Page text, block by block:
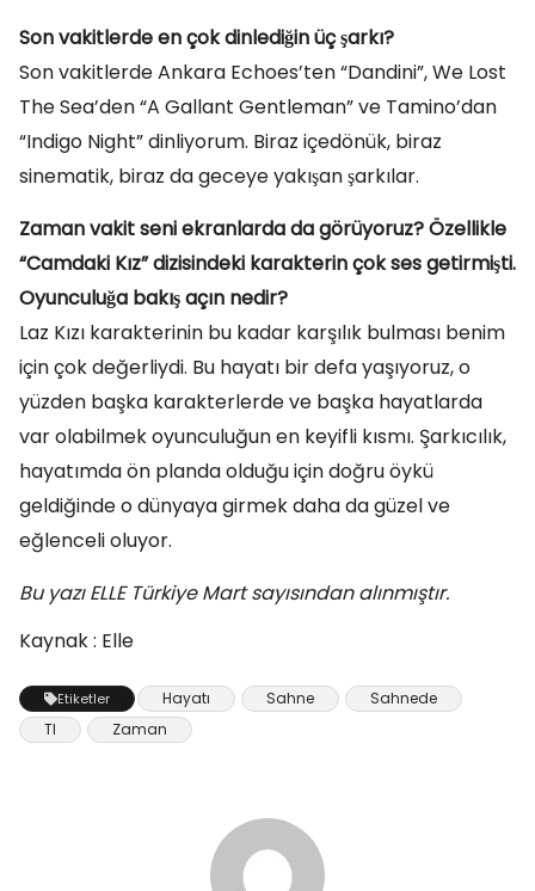
Son vakitlerde en çok dinlediğin üç şarkı?
Son vakitlerde Ankara Echoes’ten “Dandini”, We Lost
The Sea’den “A Gallant Gentleman” ve Tamino’dan
“Indigo Night” dinliyorum. Biraz içedönük, biraz
sinematik, biraz da geceye yakışan şarkılar.
Zaman vakit seni ekranlarda da görüyoruz? Özellikle
“Camdaki Kız” dizisindeki karakterin çok ses getirmişti.
Oyunculuğa bakış açın nedir?
Laz Kızı karakterinin bu kadar karşılık bulması benim
için çok değerliydi. Bu hayatı bir defa yaşıyoruz, o
yüzden başka karakterlerde ve başka hayatlarda
var olabilmek oyunculuğun en keyifli kısmı. Şarkıcılık,
hayatımda ön planda olduğu için doğru öykü
geldiğinde o dünyaya girmek daha da güzel ve
eğlenceli oluyor.
Bu yazı ELLE Türkiye Mart sayısından alınmıştır.
Kaynak : Elle
Etiketler Hayatı Sahne
Sahnede
Tl
Zaman